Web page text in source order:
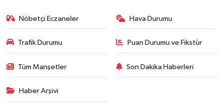
Nöbetçi Eczaneler Hava Durumu
Trafik Durumu Puan Durumu ve Fikstür
Tüm Manşetler Son Dakika Haberleri
Haber Arşivi